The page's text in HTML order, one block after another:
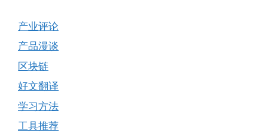
产业评论
产品漫谈
区块链
好文翻译
学习方法
工具推荐